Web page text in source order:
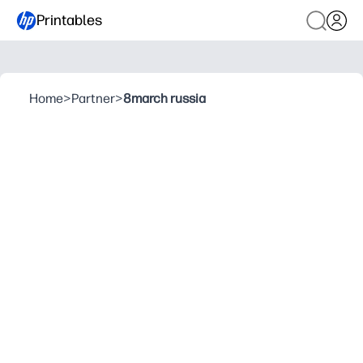
Printables
Home>Partner>8march russia